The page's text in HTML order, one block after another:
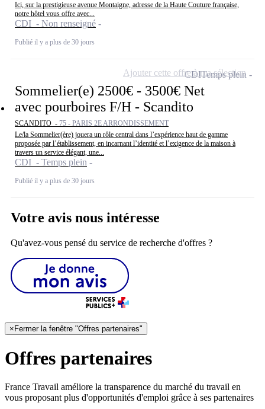
Ici, sur la prestigieuse avenue Montaigne, adresse de la Haute Couture française,
notre hôtel vous offre avec...
CDI - Non renseigné
Publié il y a plus de 30 jours
Sommelier(e) 2500€ - 3500€ Net
avec pourboires F/H - Scandito
SCANDITO - 75 - PARIS 2E ARRONDISSEMENT
Le/la Sommelier(ère) jouera un rôle central dans l’expérience haut de gamme
proposée par l’établissement, en incarnant l’identité et l’exigence de la maison à
travers un service élégant, une...
CDI - Temps plein
Publié il y a plus de 30 jours
CDITemps plein
Ajouter cette offre à ma sélection
Votre avis nous intéresse
Qu'avez-vous pensé du service de recherche d'offres ?
×Fermer la fenêtre "Offres partenaires"
Offres partenaires
France Travail améliore la transparence du marché du travail en
vous proposant plus d'opportunités d'emploi grâce à ses partenaires